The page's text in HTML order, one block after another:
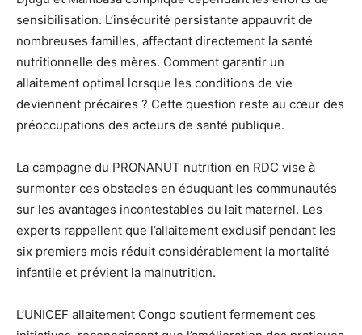
sensibilisation. L’insécurité persistante appauvrit de
nombreuses familles, affectant directement la santé
nutritionnelle des mères. Comment garantir un
allaitement optimal lorsque les conditions de vie
deviennent précaires ? Cette question reste au cœur des
préoccupations des acteurs de santé publique.
La campagne du PRONANUT nutrition en RDC vise à
surmonter ces obstacles en éduquant les communautés
sur les avantages incontestables du lait maternel. Les
experts rappellent que l’allaitement exclusif pendant les
six premiers mois réduit considérablement la mortalité
infantile et prévient la malnutrition.
L’UNICEF allaitement Congo soutient fermement ces